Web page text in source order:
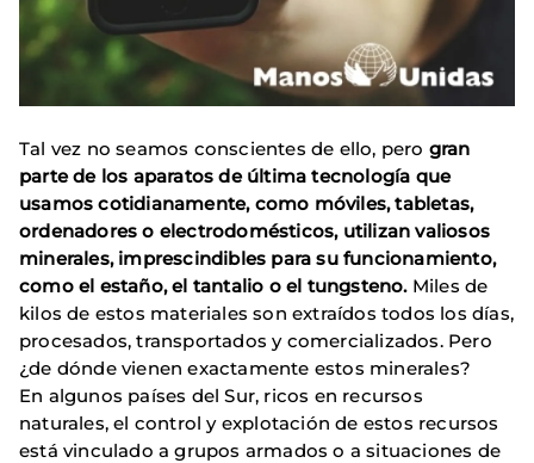
Tal vez no seamos conscientes de ello, pero gran
parte de los aparatos de última tecnología que
usamos cotidianamente, como móviles, tabletas,
ordenadores o electrodomésticos, utilizan valiosos
minerales, imprescindibles para su funcionamiento,
como el estaño, el tantalio o el tungsteno.Miles de
kilos de estos materiales son extraídos todos los días,
procesados, transportados y comercializados. Pero
¿de dónde vienen exactamente estos minerales?
En algunos países del Sur, ricos en recursos
naturales, el control y explotación de estos recursos
está vinculado a grupos armados o a situaciones de